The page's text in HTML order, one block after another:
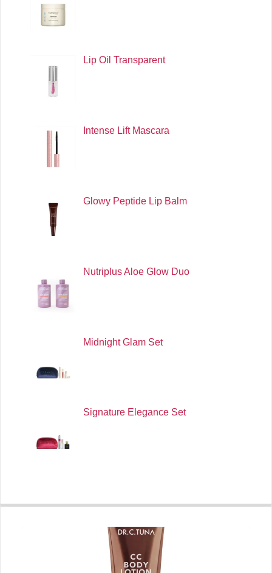
Lip Oil Transparent
Intense Lift Mascara
Glowy Peptide Lip Balm
Nutriplus Aloe Glow Duo
Midnight Glam Set
Signature Elegance Set